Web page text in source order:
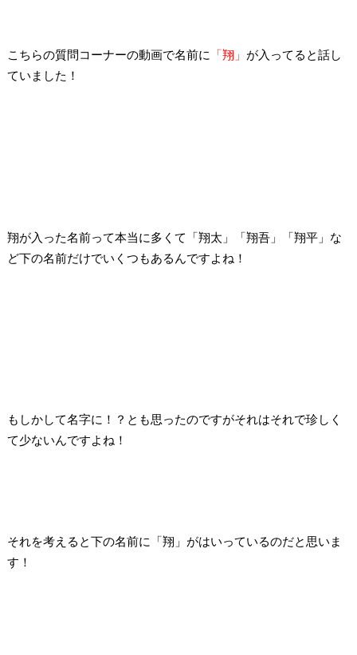
こちらの質問コーナーの動画で名前に 「翔」 が入ってると話し
ていました！
翔が入った名前って本当に多くて
「翔太」「翔吾」「翔平」な
ど下の名前だけでいくつもあるんですよね！
もしかして名字に！？とも思ったのですがそれはそれで珍しく
て少ないんですよね！
それを考えると下の名前に「翔」がはいっているのだと思いま
す！